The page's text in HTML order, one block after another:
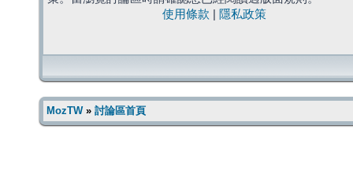
使用條款
隱私政策
MozTW» 討論區首頁